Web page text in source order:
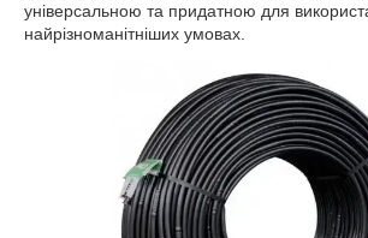
універсальною та придатною для
найрізноманітніших умовах.